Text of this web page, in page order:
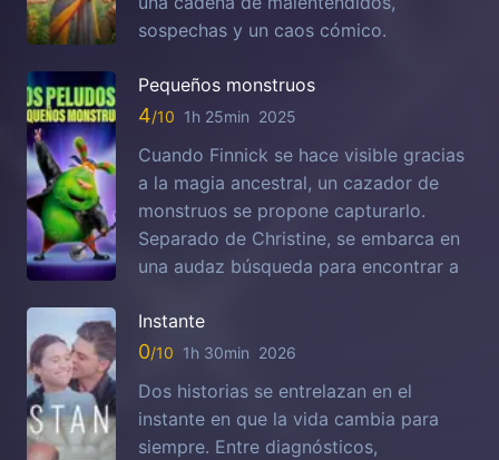
sospechas y un caos cómico.
Pequeños monstruos
4 1h 25min 2025
Cuando Finnick se hace visible gracias
a la magia ancestral, un cazador de
monstruos se propone capturarlo.
Separado de Christine, se embarca en
una audaz búsqueda para encontrar a
Instante
0 1h 30min 2026
Dos historias se entrelazan en el
instante en que la vida cambia para
siempre. Entre diagnósticos,